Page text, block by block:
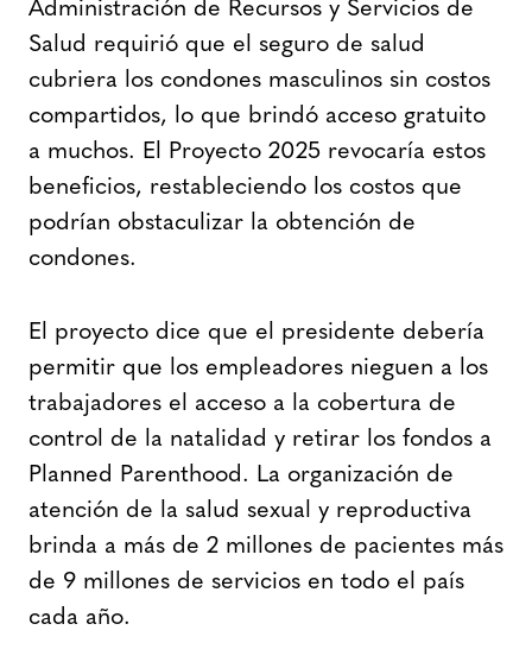
Administración de Recursos y Servicios de
Salud requirió que el seguro de salud
cubriera los condones masculinos sin costos
compartidos, lo que brindó acceso gratuito
a muchos. El Proyecto 2025 revocaría estos
beneficios, restableciendo los costos que
podrían obstaculizar la obtención de
condones.
El proyecto dice que el presidente debería
permitir que los empleadores nieguen a los
trabajadores el acceso a la cobertura de
control de la natalidad y retirar los fondos a
Planned Parenthood. La organización de
atención de la salud sexual y reproductiva
brinda a más de 2 millones de pacientes más
de 9 millones de servicios en todo el país
cada año.